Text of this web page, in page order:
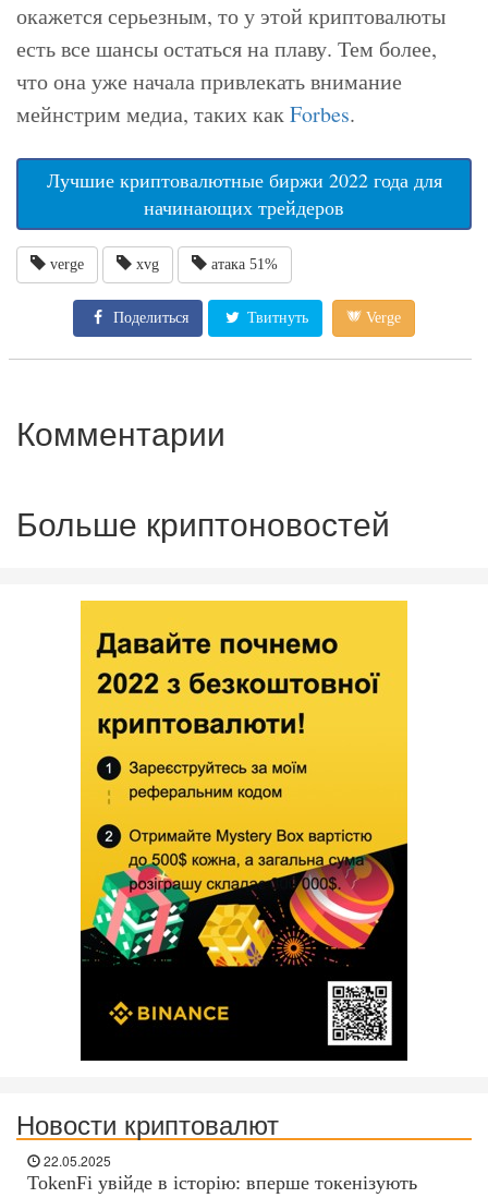
окажется серьезным, то у этой криптовалюты
есть все шансы остаться на плаву. Тем более,
что она уже начала привлекать внимание
мейнстрим медиа, таких какForbes.
Лучшие криптовалютные биржи 2022 года для
начинающих трейдеров
verge xvg атака 51%
Поделиться Твитнуть Verge
Комментарии
Больше криптоновостей
Новости криптовалют
22.05.2025
TokenFi увійде в історію: вперше токенізують